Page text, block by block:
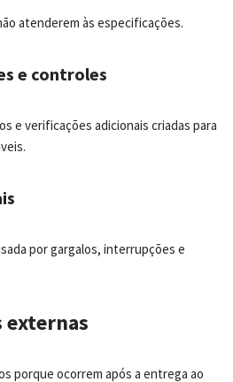
atenderem às especificações.
e controles
e verificações adicionais criadas para
por gargalos, interrupções e
externas
porque ocorrem após a entrega ao